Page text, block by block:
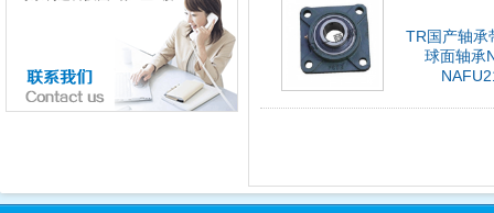
TR国产轴承
球面轴承